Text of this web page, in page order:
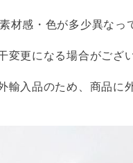
感・色が多少異なっ
更になる場合がござい
輸入品のため、商品に